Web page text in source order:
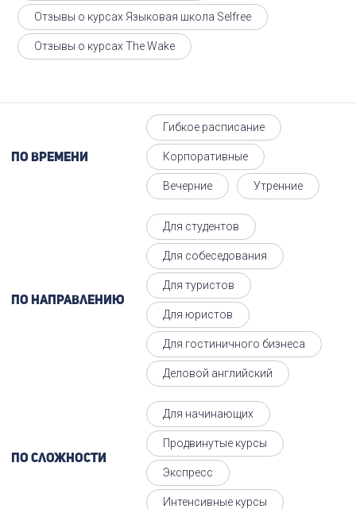
Отзывы о курсах Языковая школа Selfree
Отзывы о курсах The Wake
По времени
Гибкое расписание
Корпоративные
Вечерние Утренние
По направлению
Для студентов
Для собеседования
Для туристов
Для юристов
Для гостиничного бизнеса
Деловой английский
По сложности
Для начинающих
Продвинутые курсы
Экспресс
Интенсивные курсы